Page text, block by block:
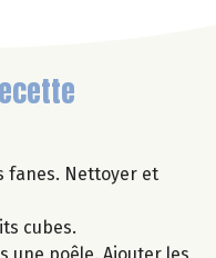
fanes. Nettoyer et
cubes.